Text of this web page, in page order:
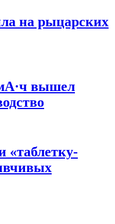
на рыцарских
вышел
«таблетку-